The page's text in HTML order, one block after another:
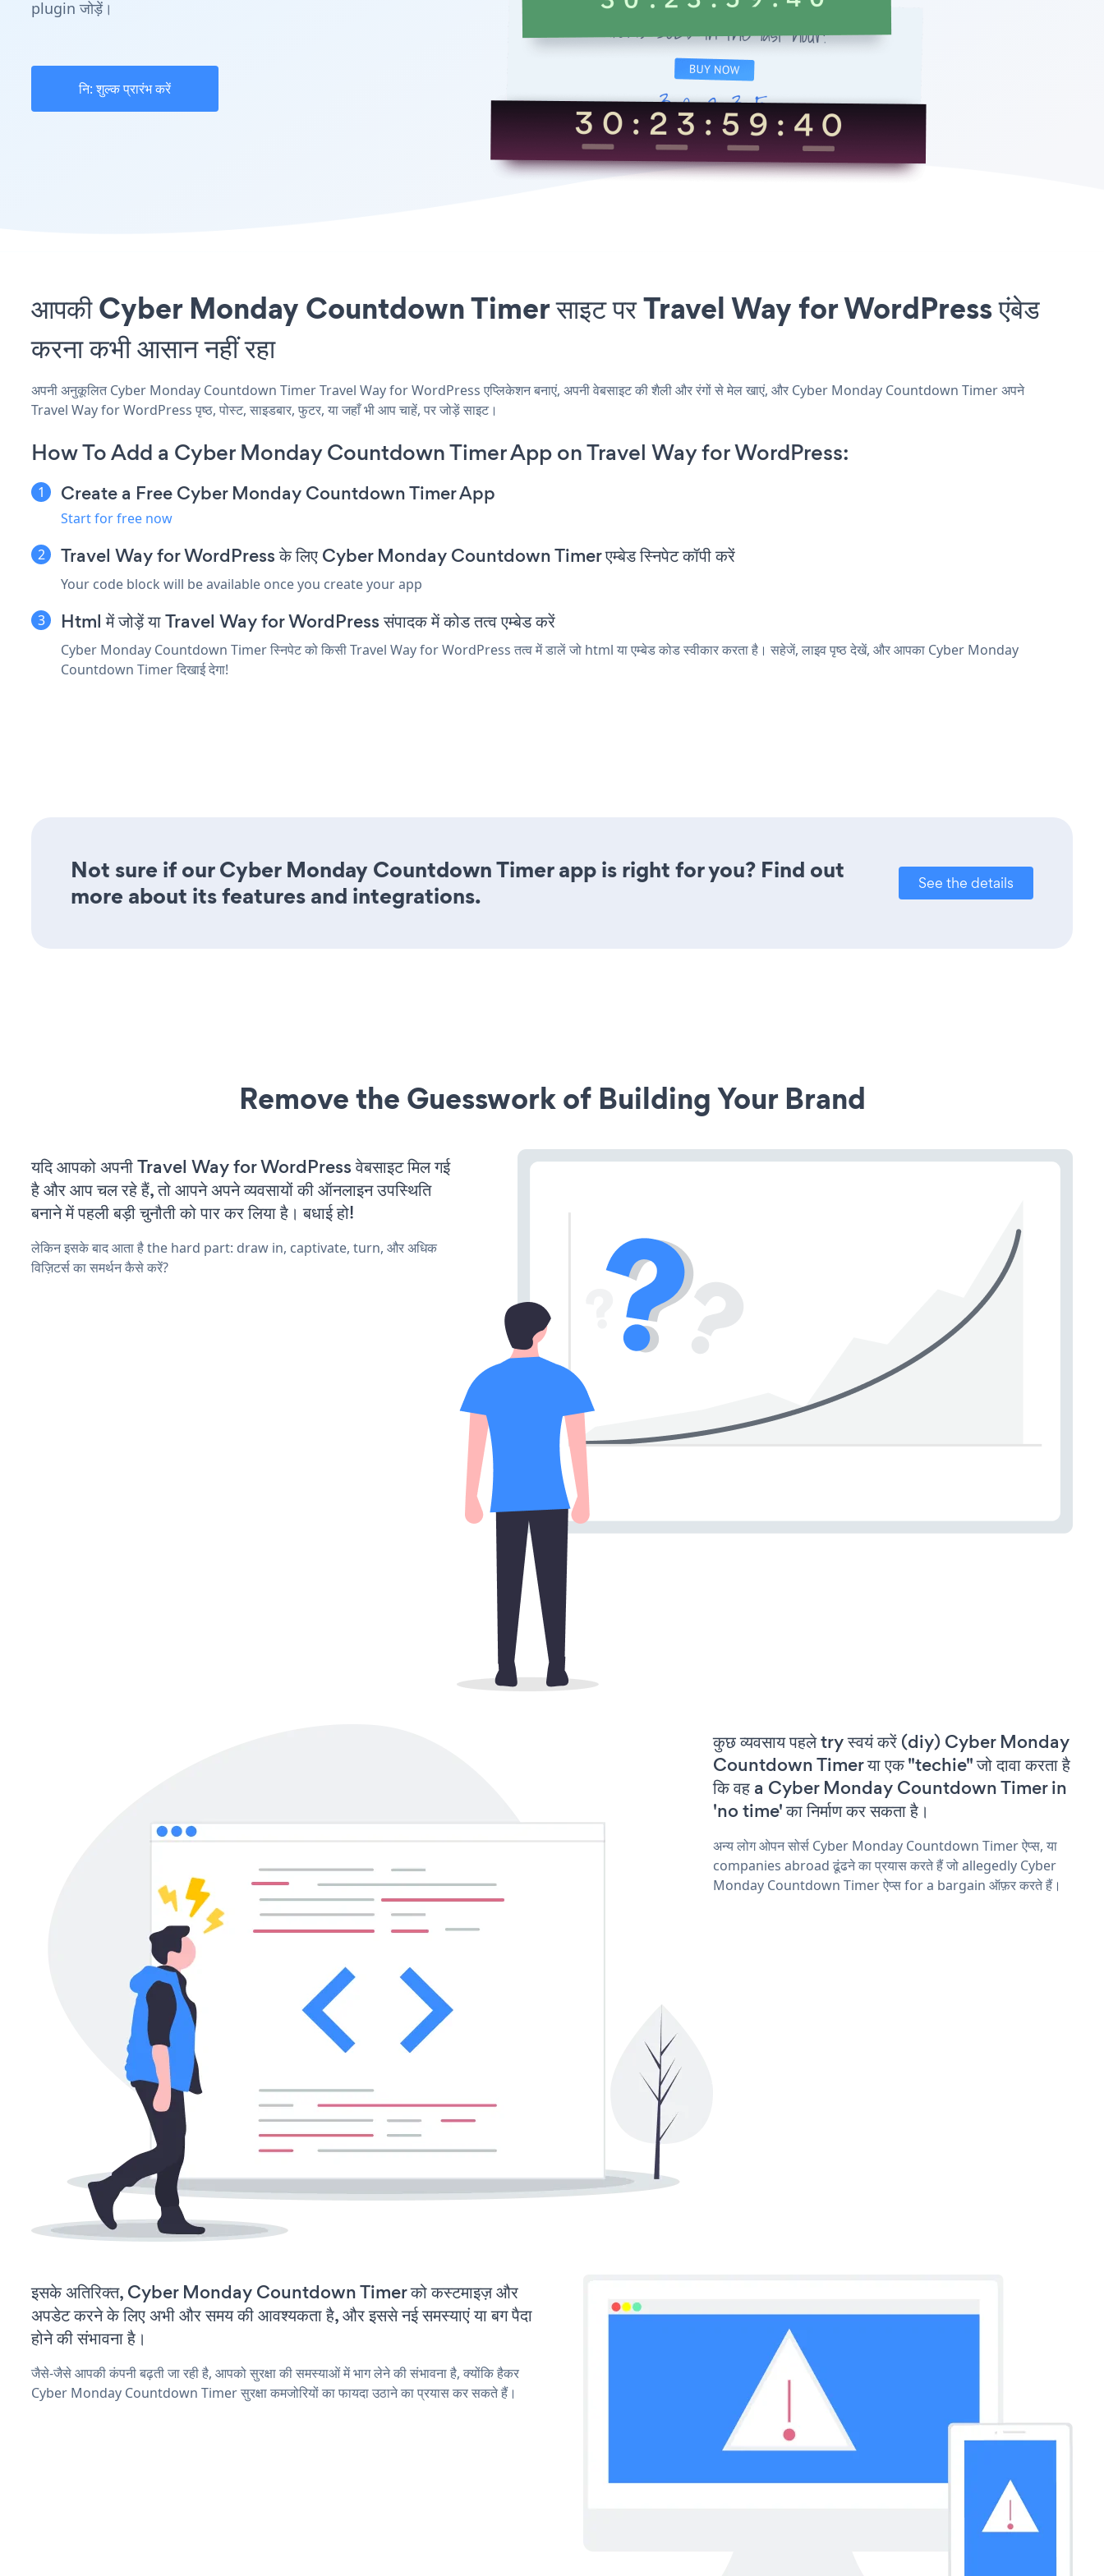
plugin जोड़ें।
नि: शुल्क प्रारंभ करें
आपकी Cyber Monday Countdown Timer साइट पर Travel Way for WordPress एंबेड
करना कभी आसान नहीं रहा
अपनी अनुकूलित Cyber Monday Countdown Timer Travel Way for WordPress एप्लिकेशन बनाएं, अपनी वेबसाइट की शैली और रंगों से मेल खाएं, और Cyber Monday Countdown Timer अपने
Travel Way for WordPress पृष्ठ, पोस्ट, साइडबार, फुटर, या जहाँ भी आप चाहें, पर जोड़ें साइट।
How To Add a Cyber Monday Countdown Timer App on Travel Way for WordPress:
Create a Free Cyber Monday Countdown Timer App
Start for free now
Travel Way for WordPress के लिए Cyber Monday Countdown Timer एम्बेड स्निपेट कॉपी करें
Your code block will be available once you create your app
Html में जोड़ें या Travel Way for WordPress संपादक में कोड तत्व एम्बेड करें
Cyber Monday Countdown Timer स्निपेट को किसी Travel Way for WordPress तत्व में डालें जो html या एम्बेड कोड स्वीकार करता है। सहेजें, लाइव पृष्ठ देखें, और आपका Cyber Monday
Countdown Timer दिखाई देगा!
Not sure if our Cyber Monday Countdown Timer app is right for you? Find out
more about its features and integrations.
See the details
Remove the Guesswork of Building Your Brand
यदि आपको अपनी Travel Way for WordPress वेबसाइट मिल गई
है और आप चल रहे हैं, तो आपने अपने व्यवसायों की ऑनलाइन उपस्थिति
बनाने में पहली बड़ी चुनौती को पार कर लिया है। बधाई हो!
लेकिन इसके बाद आता है the hard part: draw in, captivate, turn, और अधिक
विज़िटर्स का समर्थन कैसे करें?
कुछ व्यवसाय पहले try स्वयं करें (diy) Cyber Monday
Countdown Timer या एक "techie" जो दावा करता है
कि वह a Cyber Monday Countdown Timer in
'no time' का निर्माण कर सकता है।
अन्य लोग ओपन सोर्स Cyber Monday Countdown Timer ऐप्स, या
companies abroad ढूंढने का प्रयास करते हैं जो allegedly Cyber
Monday Countdown Timer ऐप्स for a bargain ऑफ़र करते हैं।
इसके अतिरिक्त, Cyber Monday Countdown Timer को कस्टमाइज़ और
अपडेट करने के लिए अभी और समय की आवश्यकता है, और इससे नई समस्याएं या बग पैदा
होने की संभावना है।
जैसे-जैसे आपकी कंपनी बढ़ती जा रही है, आपको सुरक्षा की समस्याओं में भाग लेने की संभावना है, क्योंकि हैकर
Cyber Monday Countdown Timer सुरक्षा कमजोरियों का फायदा उठाने का प्रयास कर सकते हैं।